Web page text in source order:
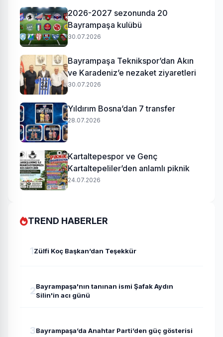
2026-2027 sezonunda 20
Bayrampaşa kulübü
30.07.2026
Bayrampaşa Teknikspor’dan Akın
ve Karadeniz’e nezaket ziyaretleri
30.07.2026
Yıldırım Bosna’dan 7 transfer
28.07.2026
Kartaltepespor ve Genç
Kartaltepeliler’den anlamlı piknik
24.07.2026
TREND HABERLER
1Zülfi Koç Başkan’dan Teşekkür
2Bayrampaşa'nın tanınan ismi Şafak Aydın
Silin'in acı günü
3Bayrampaşa’da Anahtar Parti’den güç gösterisi